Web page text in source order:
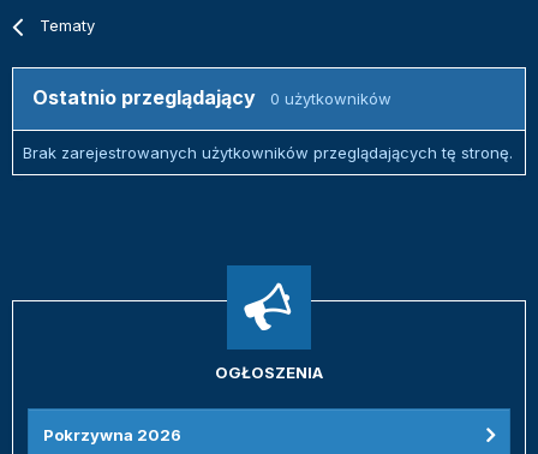
Tematy
Ostatnio przeglądający 0 użytkowników
Brak zarejestrowanych użytkowników przeglądających tę stronę.
OGŁOSZENIA
Pokrzywna 2026